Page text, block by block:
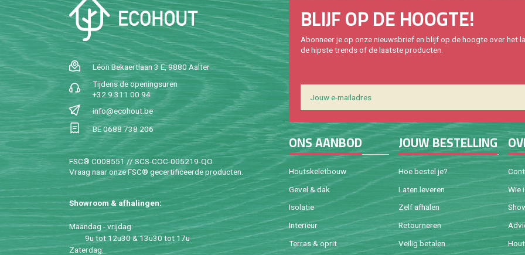
Léon Be­kaert­laan 3 E, 9880 Aal­ter
Tij­dens de ope­nings­uren
+32 9 311 00 94
info@​ecohout.​be
BE 0688 738 206
FSC® C008551 // SCS-COC-005219-QO
Vraag naar onze FSC® ge­cer­ti­fi­ceer­de pro­duc­ten.
Show­room & af­ha­lin­gen:
Maan­dag - vrij­dag:
9u tot 12u30 & 13u30 tot 17u
Za­ter­dag:
BLIJF OP DE HOOG­TE!
Abon­neer je op onze nieuws­brief en blijf op de hoog­te over het
de hip­s­te trends of de laat­ste pro­duc­ten.
ONS AAN­BOD
Houtske­let­bouw
Gevel & dak
Iso­la­tie
In­te­ri­eur
Ter­ras & oprit
JOUW BE­STEL­LING
Hoe be­stel je?
Laten le­ve­ren
Zelf af­ha­len
Re­tour­ne­ren
Vei­lig be­ta­len
Wie